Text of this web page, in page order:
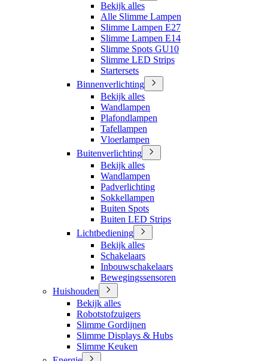
Bekijk alles
Alle Slimme Lampen
Slimme Lampen E27
Slimme Lampen E14
Slimme Spots GU10
Slimme LED Strips
Startersets
Binnenverlichting
Bekijk alles
Wandlampen
Plafondlampen
Tafellampen
Vloerlampen
Buitenverlichting
Bekijk alles
Wandlampen
Padverlichting
Sokkellampen
Buiten Spots
Buiten LED Strips
Lichtbediening
Bekijk alles
Schakelaars
Inbouwschakelaars
Bewegingssensoren
Huishouden
Bekijk alles
Robotstofzuigers
Slimme Gordijnen
Slimme Displays & Hubs
Slimme Keuken